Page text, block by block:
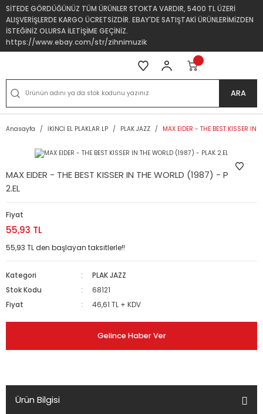
SİTEDE GÖRDÜĞÜNÜZ TÜM ÜRÜNLER STOKTA VARDIR, 5400 TL ÜZERİ
ALIŞVERİŞLERDE KARGO ÜCRETSİZDİR. EBAY'DE SATIŞTAKİ ÜRÜNLERİMİZDEN
İSTEĞİNİZ OLURSA İLETİŞİME GEÇİNİZ.
https://www.ebay.com/str/zihnimuzik
ARA
Anasayfa İKİNCİ EL PLAKLAR LP PLAK JAZZ MAX EIDER - THE BEST KISSER IN
MAX EIDER - THE BEST KISSER IN THE WORLD (1987) - PLAK
2.EL
Fiyat
55,93 TL
55,93 TL den başlayan taksitlerle!!
Kategori
PLAK JAZZ
Stok Kodu
68121
Fiyat
46,61 TL + KDV
Gelince Haber Ver
Ürün Bilgisi